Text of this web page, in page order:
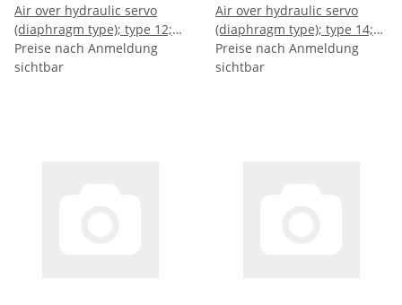
Air over hydraulic servo
(diaphragm type); type 12;
stroke (mm): 33
Preise nach Anmeldung
sichtbar
Air over hydraulic servo
(diaphragm type); type 14;
stroke (mm): 63
Preise nach Anmeldung
sichtbar